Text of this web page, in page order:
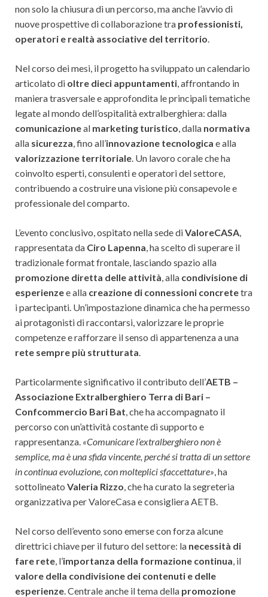
non solo la chiusura di un percorso, ma anche l’avvio di
nuove prospettive di collaborazione tra professionisti,
operatori e realtà associative del territorio.
Nel corso dei mesi, il progetto ha sviluppato un calendario
articolato di oltre dieci appuntamenti, affrontando in
maniera trasversale e approfondita le principali tematiche
legate al mondo dell’ospitalità extralberghiera: dalla
comunicazioneal marketing turistico, dalla normativa
alla sicurezza, fino all’innovazione tecnologica e alla
valorizzazione territoriale. Un lavoro corale che ha
coinvolto esperti, consulenti e operatori del settore,
contribuendo a costruire una visione più consapevole e
professionale del comparto.
L’evento conclusivo, ospitato nella sede diValoreCASA,
rappresentata da Ciro Lapenna, ha scelto di superare il
tradizionale format frontale, lasciando spazio alla
promozione diretta delle attività, alla condivisione di
esperienzee alla creazione di connessioni concretetra
i partecipanti. Un’impostazione dinamica che ha permesso
ai protagonisti di raccontarsi, valorizzare le proprie
competenze e rafforzare il senso di appartenenza a una
rete sempre più strutturata.
Particolarmente significativo il contributo dell’AETB –
Associazione Extralberghiero Terra di Bari –
Confcommercio Bari Bat, che ha accompagnato il
percorso con un’attività costante di supporto e
rappresentanza. «Comunicare l’extralberghiero non è
semplice, ma è una sfida vincente, perché si tratta di un settore
in continua evoluzione, con molteplici sfaccettature», ha
sottolineato Valeria Rizzo, che ha curato la segreteria
organizzativa per ValoreCasa e consigliera AETB.
Nel corso dell’evento sono emerse con forza alcune
direttrici chiave per il futuro del settore: la necessità di
fare rete, l’importanza della formazione continua, il
valore della condivisione dei contenuti e delle
esperienze. Centrale anche il tema della promozione